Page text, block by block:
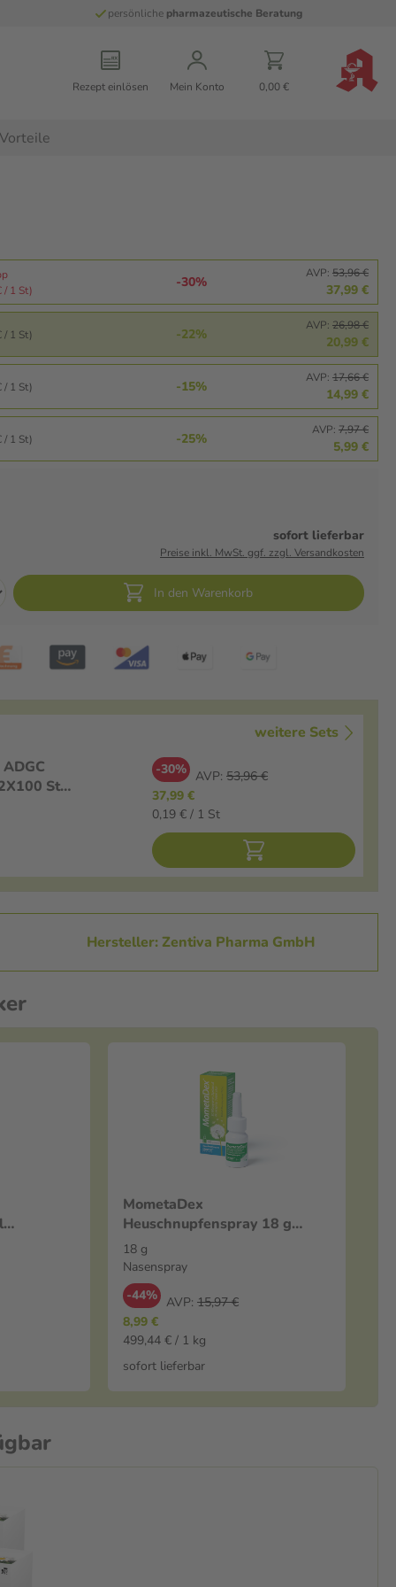
persönliche pharmazeutische Beratung
Rezept einlösen Mein Konto 0,00 €
Vorteile
/ 1 St)
-30%
AVP: 53,96 €
37,99 €
/ 1 St) -22%
AVP: 26,98 €
20,99 €
/ 1 St) -15%
AVP: 17,66 €
14,99 €
/ 1 St) -25%
AVP: 7,97 €
5,99 €
sofort lieferbar
Preise inkl. MwSt. ggf. zzgl. Versandkosten
In den Warenkorb
weitere Sets
St
-30% AVP: 53,96 €
37,99 €
0,19 € / 1 St
Hersteller: Zentiva Pharma GmbH
MometaDex
Heuschnupfenspray 18 g
Nasenspray
18 g
Nasenspray
-44% AVP: 15,97 €
8,99 €
499,44 € / 1 kg
sofort lieferbar